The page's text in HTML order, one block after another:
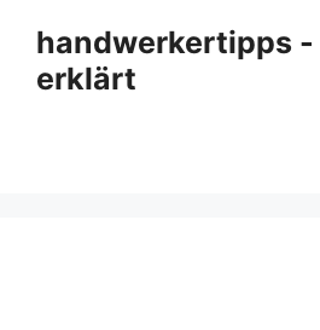
Inhalt
springen
handwerkertipps
erklärt